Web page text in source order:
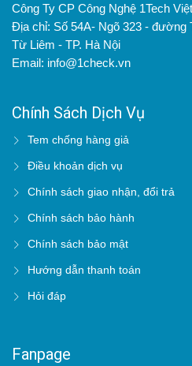
Công Ty CP Công Nghệ 1Tech
Địa chỉ: Số 54A- Ngõ 323 - đường
Từ Liêm - TP. Hà Nội
Email: info@1check.vn
Chính Sách Dịch Vụ
Tem chống hàng giả
Điều khoản dịch vụ
Chính sách giao nhận, đổi trả
Chính sách bảo hành
Chính sách bảo mật
Hướng dẫn thanh toán
Hỏi đáp
Fanpage